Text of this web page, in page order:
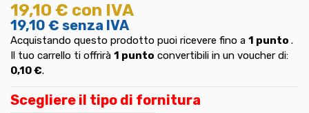
19,10 € con IVA
19,10 € senza IVA
Acquistando questo prodotto puoi ricevere fino a 1 punto .
Il tuo carrello ti offrirà 1 punto convertibili in un voucher di:
0,10 €.
Scegliere il tipo di fornitura